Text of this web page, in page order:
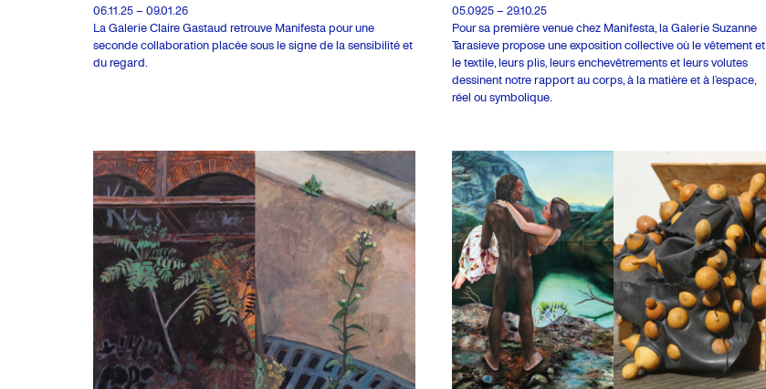
06.11.25 – 09.01.26
La Galerie Claire Gastaud retrouve Manifesta pour une
seconde collaboration placée sous le signe de la sensibilité et
du regard.
05.0925 – 29.10.25
Pour sa première venue chez Manifesta, la Galerie Suzanne
Tarasieve propose une exposition collective où le vêtement et
le textile, leurs plis, leurs enchevêtrements et leurs volutes
dessinent notre rapport au corps, à la matière et à l’espace,
réel ou symbolique.